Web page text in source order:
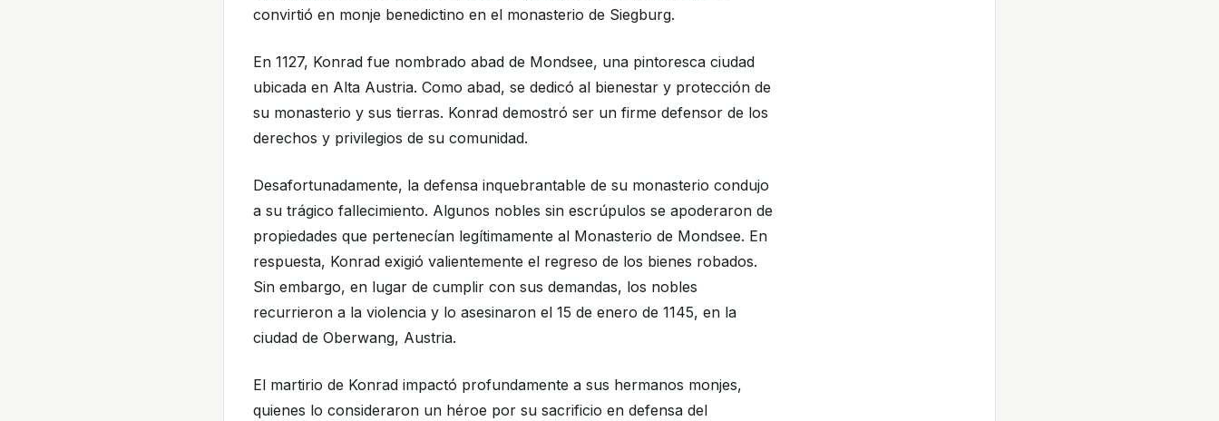
convirtió en monje benedictino en el monasterio de Siegburg.
En 1127, Konrad fue nombrado abad de Mondsee, una pintoresca ciudad
ubicada en Alta Austria. Como abad, se dedicó al bienestar y protección de
su monasterio y sus tierras. Konrad demostró ser un firme defensor de los
derechos y privilegios de su comunidad.
Desafortunadamente, la defensa inquebrantable de su monasterio condujo
a su trágico fallecimiento. Algunos nobles sin escrúpulos se apoderaron de
propiedades que pertenecían legítimamente al Monasterio de Mondsee. En
respuesta, Konrad exigió valientemente el regreso de los bienes robados.
Sin embargo, en lugar de cumplir con sus demandas, los nobles
recurrieron a la violencia y lo asesinaron el 15 de enero de 1145, en la
ciudad de Oberwang, Austria.
El martirio de Konrad impactó profundamente a sus hermanos monjes,
quienes lo consideraron un héroe por su sacrificio en defensa del